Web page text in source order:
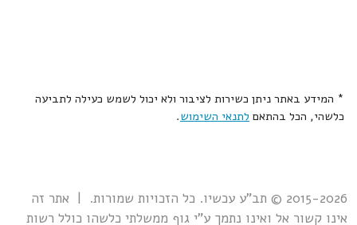
* המידע באתר ניתן כשירות לציבור ולא יכול לשמש כעילה לתביעה
כלשהי, הכל בהתאם לתנאי השימוש.
2015-2026 © תב"ע עכשיו. כל הזכויות שמורות. | אתר זה
אינו קשור אל ואינו נתמך ע"י גוף ממשלתי כלשהו כולל רשות